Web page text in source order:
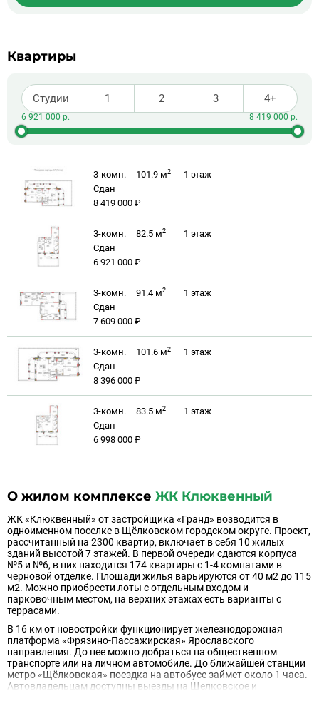
Квартиры
Студии 1 2 3 4+
3-комн. 101.9 м2 1 этаж
Сдан
8 419 000 ₽
3-комн. 82.5 м2 1 этаж
Сдан
6 921 000 ₽
3-комн. 91.4 м2 1 этаж
Сдан
7 609 000 ₽
3-комн. 101.6 м2 1 этаж
Сдан
8 396 000 ₽
3-комн. 83.5 м2 1 этаж
Сдан
6 998 000 ₽
О жилом комплексе ЖК Клюквенный
ЖК «Клюквенный» от застройщика «Гранд» возводится в
одноименном поселке в Щёлковском городском округе. Проект,
рассчитанный на 2300 квартир, включает в себя 10 жилых
зданий высотой 7 этажей. В первой очереди сдаются корпуса
№5 и №6, в них находится 174 квартиры с 1-4 комнатами в
черновой отделке. Площади жилья варьируются от 40 м2 до 115
м2. Можно приобрести лоты с отдельным входом и
парковочным местом, на верхних этажах есть варианты с
террасами.
В 16 км от новостройки функционирует железнодорожная
платформа «Фрязино-Пассажирская» Ярославского
направления. До нее можно добраться на общественном
транспорте или на личном автомобиле. До ближайшей станции
метро «Щёлковская» поездка на автобусе займет около 1 часа.
Автовладельцам доступны выезды на Щелковское и